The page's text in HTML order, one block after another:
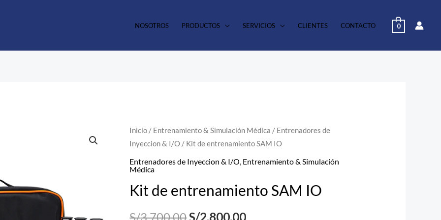
NOSOTROS PRODUCTOS SERVICIOS CLIENTES CONTACTO 0
Inicio / Entrenamiento & Simulación Médica / Entrenadores de
Inyeccion & I/O / Kit de entrenamiento SAM IO
Entrenadores de Inyeccion & I/O, Entrenamiento & Simulación
Médica
Kit de entrenamiento SAM IO
S/3,700.00
El
precio
era:
S/2,800.00
El
precio
es:
Kit
de
entrenamiento
SAM
IO